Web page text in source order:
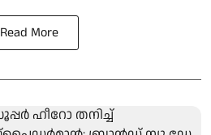
Read More